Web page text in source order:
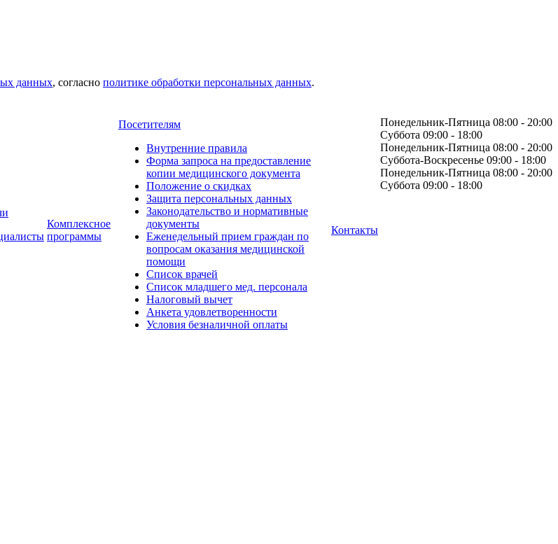
данных, согласно политике обработки персональных данных.
Понедельник-Пятница 08:00 - 20:00
Суббота 09:00 - 18:00
Понедельник-Пятница 08:00 - 20:00
Суббота-Воскресенье 09:00 - 18:00
Понедельник-Пятница 08:00 - 20:00
Суббота 09:00 - 18:00
Комплексное
программы
Посетителям
Внутренние правила
Форма запроса на предоставление
копии медицинского документа
Положение о скидках
Защита персональных данных
Законодательство и нормативные
документы
Еженедельный прием граждан по
вопросам оказания медицинской
помощи
Список врачей
Список младшего мед. персонала
Налоговый вычет
Анкета удовлетворенности
Условия безналичной оплаты
Контакты